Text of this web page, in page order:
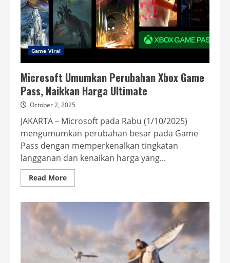
Game Viral
Microsoft Umumkan Perubahan Xbox Game
Pass, Naikkan Harga Ultimate
October 2, 2025
JAKARTA – Microsoft pada Rabu (1/10/2025)
mengumumkan perubahan besar pada Game
Pass dengan memperkenalkan tingkatan
langganan dan kenaikan harga yang...
Read MoreRead
more
Xbox
Game
Pass,
Naikkan
Harga
Ultimate